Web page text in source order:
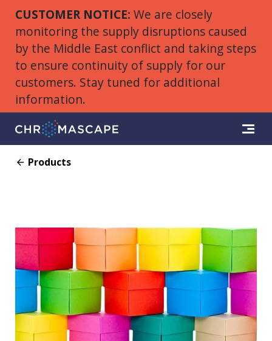
CUSTOMER NOTICE: We are closely
monitoring the supply disruptions caused
by the Middle East conflict and taking steps
to ensure continuity of supply for our
customers. Stay tuned for additional
information.
Products